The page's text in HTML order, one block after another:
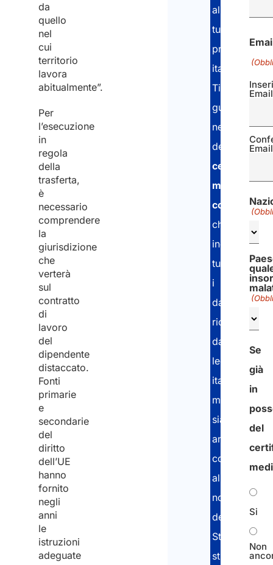
da
quello
nel
cui
territorio
lavora
abitualmente”.
Per
l’esecuzione
in
regola
della
trasferta,
è
necessario
comprendere
la
giurisdizione
che
verterà
sul
contratto
di
lavoro
del
dipendente
distaccato.
Fonti
primarie
e
secondarie
del
diritto
dell’UE
hanno
fornito
negli
anni
le
istruzioni
adeguate
alla
tutela
previdenziale
italiana.
Ti
guidiamo
del
certificato
medico
corretto,
che
includa
tutti
i
dati
richiesti
dalla
legge
italiana,
ma
sia
anche
conforme
alle
normative
dello
Stato
straniero
Email
Email
Se
già
in
del
Si
Non